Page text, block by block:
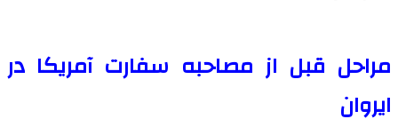
مراحل قبل از مصاحبه سفارت آمریکا در
ایروان